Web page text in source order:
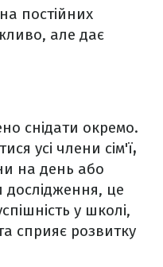
постійних
але дає
снідати окремо.
усі члени сім'ї,
на день або
дослідження, це
у школі,
сприяє розвитку